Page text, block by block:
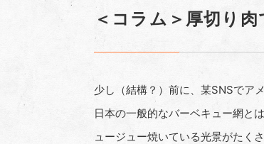
＜コラム＞厚切り肉
少し（結構？）前に、某SNSでア
日本の一般的なバーベキュー網と
ュージュー焼いている光景がたく